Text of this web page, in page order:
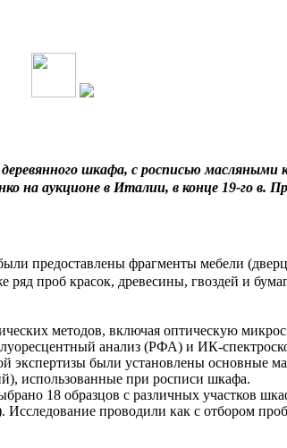
шкафа, с росписью масляными
на аукционе в Италии, в конце 19-го в.
предоставлены фрагменты мебели
проб красок, древесины, гвоздей и
методов, включая оптическую
анализ (РФА) и ИК-
экспертизы были установлены основные
использованные при росписи шкафа.
18 образцов с различных участков
проводили как с отбором